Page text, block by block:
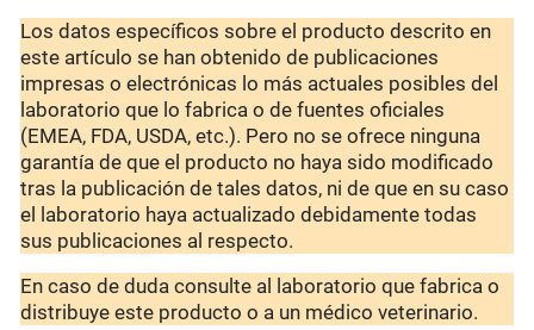
Los datos específicos sobre el producto descrito en
este artículo se han obtenido de publicaciones
impresas o electrónicas lo más actuales posibles del
laboratorio que lo fabrica o de fuentes oficiales
(EMEA, FDA, USDA, etc.). Pero no se ofrece ninguna
garantía de que el producto no haya sido modificado
tras la publicación de tales datos, ni de que en su caso
el laboratorio haya actualizado debidamente todas
sus publicaciones al respecto.
En caso de duda consulte al laboratorio que fabrica o
distribuye este producto o a un médico veterinario.